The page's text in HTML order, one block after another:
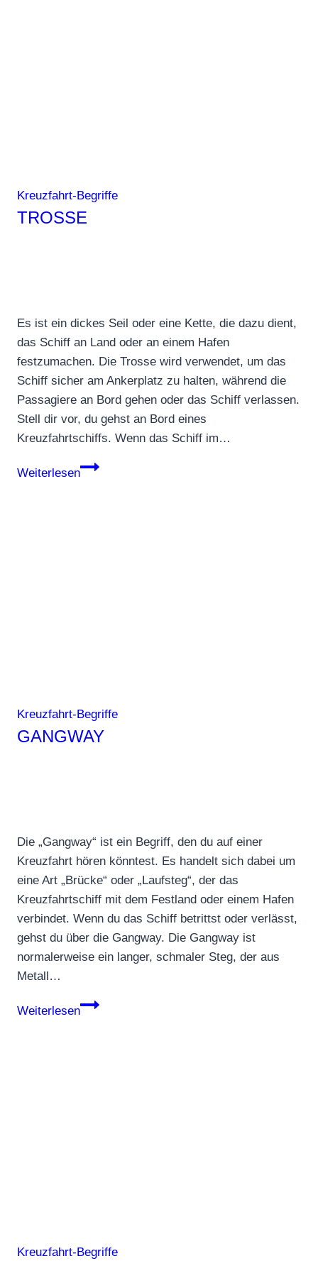
Kreuzfahrt-Begriffe
TROSSE
Es ist ein dickes Seil oder eine Kette, die dazu dient,
das Schiff an Land oder an einem Hafen
festzumachen. Die Trosse wird verwendet, um das
Schiff sicher am Ankerplatz zu halten, während die
Passagiere an Bord gehen oder das Schiff verlassen.
Stell dir vor, du gehst an Bord eines
Kreuzfahrtschiffs. Wenn das Schiff im…
Weiterlesen
Trosse
Kreuzfahrt-Begriffe
GANGWAY
Die „Gangway“ ist ein Begriff, den du auf einer
Kreuzfahrt hören könntest. Es handelt sich dabei um
eine Art „Brücke“ oder „Laufsteg“, der das
Kreuzfahrtschiff mit dem Festland oder einem Hafen
verbindet. Wenn du das Schiff betrittst oder verlässt,
gehst du über die Gangway. Die Gangway ist
normalerweise ein langer, schmaler Steg, der aus
Metall…
Weiterlesen
Gangway
Kreuzfahrt-Begriffe